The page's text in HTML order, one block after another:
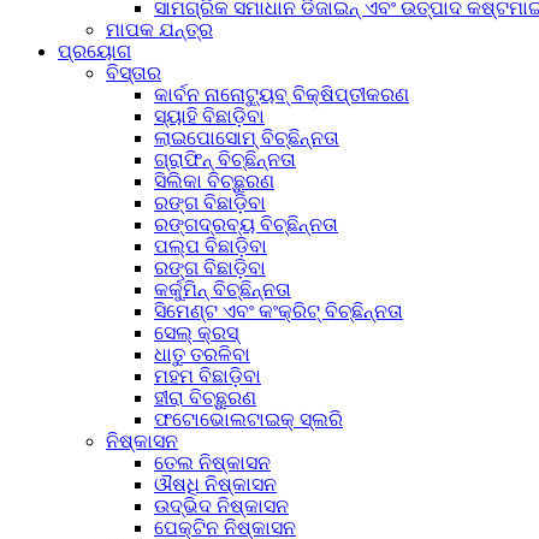
ସାମଗ୍ରିକ ସମାଧାନ ଡିଜାଇନ୍ ଏବଂ ଉତ୍ପାଦ
ମାପକ ଯନ୍ତ୍ର
ପ୍ରୟୋଗ
ବିସ୍ତାର
କାର୍ବନ ନାନୋଟ୍ୟୁବ୍ ବିକ୍ଷିପ୍ତୀକରଣ
ସ୍ୟାହି ବିଛାଡ଼ିବା
ଲାଇପୋସୋମ୍ ବିଚ୍ଛିନ୍ନତା
ଗ୍ରାଫିନ୍ ବିଚ୍ଛିନ୍ନତା
ସିଲିକା ବିଚ୍ଛୁରଣ
ରଙ୍ଗ ବିଛାଡ଼ିବା
ରଙ୍ଗଦ୍ରବ୍ୟ ବିଚ୍ଛିନ୍ନତା
ପଲ୍ପ ବିଛାଡ଼ିବା
ରଙ୍ଗ ବିଛାଡ଼ିବା
କର୍କୁମିନ୍ ବିଚ୍ଛିନ୍ନତା
ସିମେଣ୍ଟ ଏବଂ କଂକ୍ରିଟ୍ ବିଚ୍ଛିନ୍ନତା
ସେଲ୍ କ୍ରସ୍
ଧାତୁ ତରଳିବା
ମହମ ବିଛାଡ଼ିବା
ହୀରା ବିଚ୍ଛୁରଣ
ଫଟୋଭୋଲଟାଇକ୍ ସ୍ଲରି
ନିଷ୍କାସନ
ତେଲ ନିଷ୍କାସନ
ଔଷଧି ନିଷ୍କାସନ
ଉଦ୍ଭିଦ ନିଷ୍କାସନ
ପେକ୍ଟିନ ନିଷ୍କାସନ